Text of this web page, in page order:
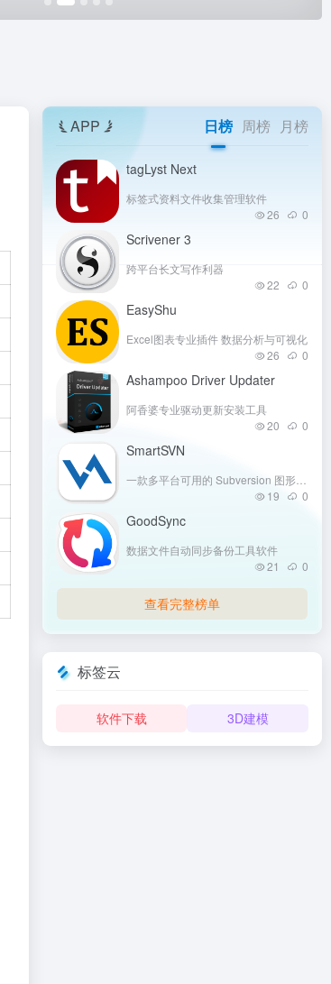
APP 日榜 周榜 月榜
tagLyst Next
标签式资料文件收集管理软件
26
0
Scrivener 3
跨平台长文写作利器
22
0
EasyShu
Excel图表专业插件 数据分析与可视化
26
0
Ashampoo Driver Updater
阿香婆专业驱动更新安装工具
20
0
SmartSVN
19
0
GoodSync
数据文件自动同步备份工具软件
21
0
查看完整榜单
标签云
软件下载 3D建模